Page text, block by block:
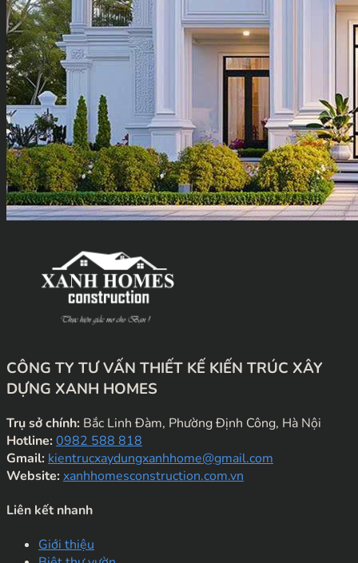
CÔNG TY TƯ VẤN THIẾT KẾ KIẾN TRÚC XÂY
DỰNG XANH HOMES
Trụ sở chính: Bắc Linh Đàm, Phường Định Công, Hà Nội
Hotline:0982 588 818
Gmail: kientrucxaydungxanhhome@gmail.com
Website:xanhhomesconstruction.com.vn
Liên kết nhanh
Giới thiệu